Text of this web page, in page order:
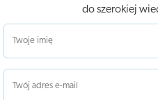
do szerokiej